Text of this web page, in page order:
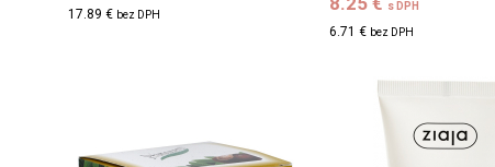
17.89 € bez DPH
s DPH
6.71 € bez DPH